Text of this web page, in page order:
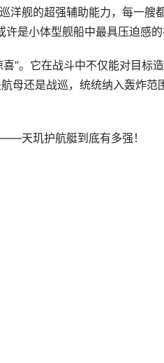
洋舰的超强辅助能力，每一艘
是小体型舰船中最具压迫感的
”。它在战斗中不仅能对目标
母还是战巡，统统纳入轰炸范
天玑护航艇到底有多强！